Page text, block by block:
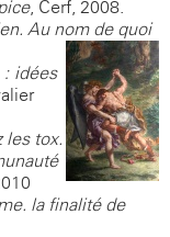
, Cerf, 2008.
Au nom de quoi
: idées
les tox.
la finalité de